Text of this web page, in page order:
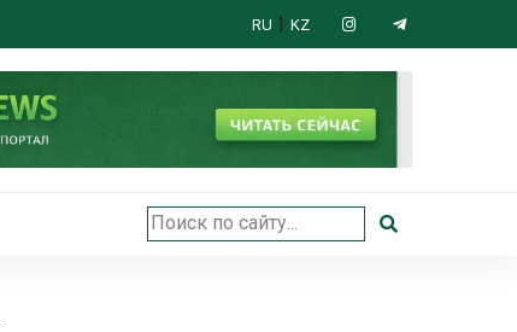
RU | KZ
в Астане